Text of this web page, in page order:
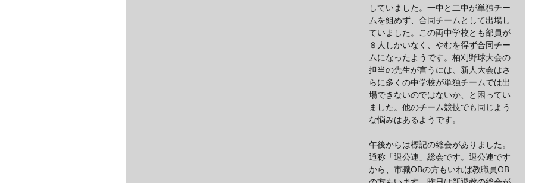
していました。一中と二中が単独チー
ムを組めず、合同チームとして出場し
ていました。この両中学校とも部員が
８人しかいなく、やむを得ず合同チー
ムになったようです。柏刈野球大会の
担当の先生が言うには、新人大会はさ
らに多くの中学校が単独チームでは出
場できないのではないか、と困ってい
ました。他のチーム競技でも同じよう
な悩みはあるようです。
午後からは標記の総会がありました。
通称「退公連」総会です。退公連です
から、市職OBの方もいれば教職員OB